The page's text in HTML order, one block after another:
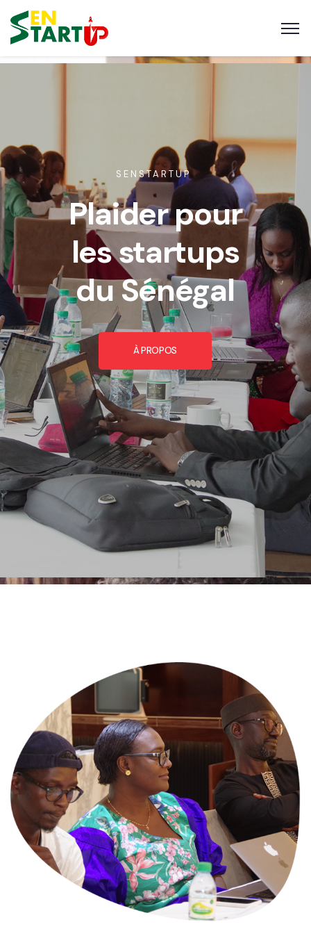
Plaider pour
les startups
du Sénégal
SENSTARTUP
À PROPOS